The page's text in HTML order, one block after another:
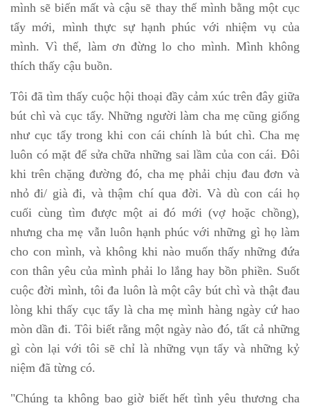
mình sẽ biến mất và cậu sẽ thay thế mình bằng một cục
tẩy mới, mình thực sự hạnh phúc với nhiệm vụ của
mình. Vì thế, làm ơn đừng lo cho mình. Mình không
thích thấy cậu buồn.
Tôi đã tìm thấy cuộc hội thoại đầy cảm xúc trên đây giữa
bút chì và cục tẩy. Những người làm cha mẹ cũng giống
như cục tẩy trong khi con cái chính là bút chì. Cha mẹ
luôn có mặt để sửa chữa những sai lầm của con cái. Đôi
khi trên chặng đường đó, cha mẹ phải chịu đau đơn và
nhỏ đi/ già đi, và thậm chí qua đời. Và dù con cái họ
cuối cùng tìm được một ai đó mới (vợ hoặc chồng),
nhưng cha mẹ vẫn luôn hạnh phúc với những gì họ làm
cho con mình, và không khi nào muốn thấy những đứa
con thân yêu của mình phải lo lắng hay bồn phiền. Suốt
cuộc đời mình, tôi đa luôn là một cây bút chì và thật đau
lòng khi thấy cục tẩy là cha mẹ mình hàng ngày cứ hao
mòn dần đi. Tôi biết rằng một ngày nào đó, tất cả những
gì còn lại với tôi sẽ chỉ là những vụn tẩy và những kỷ
niệm đã từng có.
"Chúng ta không bao giờ biết hết tình yêu thương cha